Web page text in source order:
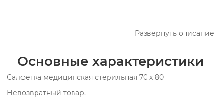
Развернуть описание
Основные характеристики
Салфетка медицинская стерильная 70 х 80
Невозвратный товар.